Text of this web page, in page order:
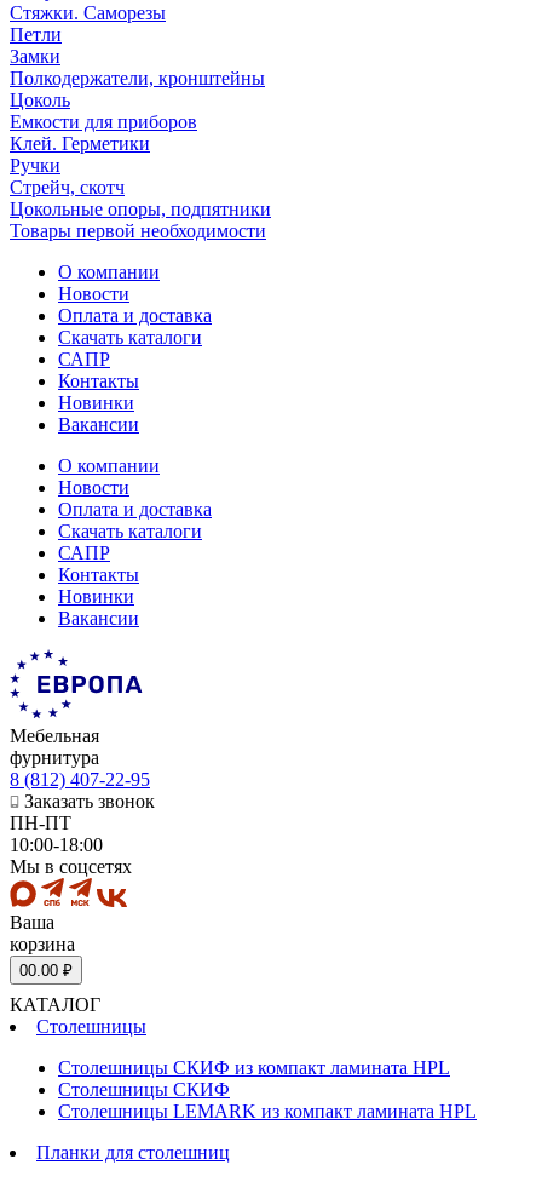
Стяжки. Саморезы
Петли
Замки
Полкодержатели, кронштейны
Цоколь
Емкости для приборов
Клей. Герметики
Ручки
Стрейч, скотч
Цокольные опоры, подпятники
Товары первой необходимости
О компании
Новости
Оплата и доставка
Скачать каталоги
САПР
Контакты
Новинки
Вакансии
О компании
Новости
Оплата и доставка
Скачать каталоги
САПР
Контакты
Новинки
Вакансии
Мебельная
фурнитура
8 (812) 407-22-95
Заказать звонок
ПН-ПТ
10:00-18:00
Мы в соцсетях
Ваша
корзина
00.00 ₽
КАТАЛОГ
Столешницы
Столешницы СКИФ из компакт ламината HPL
Столешницы СКИФ
Столешницы LEMARK из компакт ламината HPL
Планки для столешниц